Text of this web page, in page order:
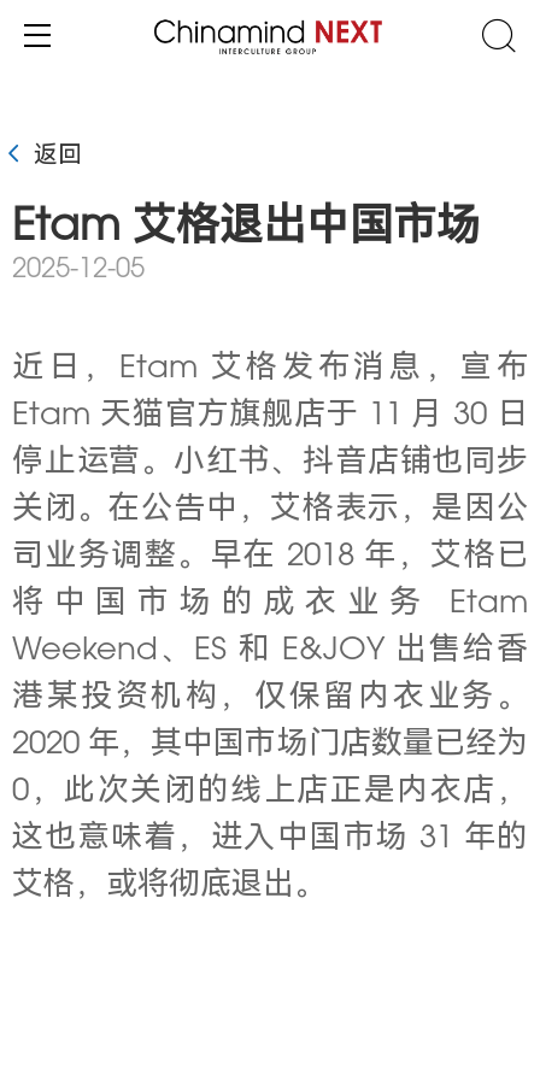
返回
Etam 艾格退出中国市场
2025-12-05
近日，Etam 艾格发布消息，宣布
Etam 天猫官方旗舰店于 11 月 30 日
停止运营。小红书、抖音店铺也同步
关闭。在公告中，艾格表示，是因公
司业务调整。 早在 2018 年，艾格已
将中国市场的成衣业务 Etam
Weekend、ES 和 E&JOY 出售给香
港某投资机构，仅保留内衣业务。
2020 年，其中国市场门店数量已经为
0，此次关闭的线上店正是内衣店，
这也意味着，进入中国市场 31 年的
艾格，或将彻底退出。